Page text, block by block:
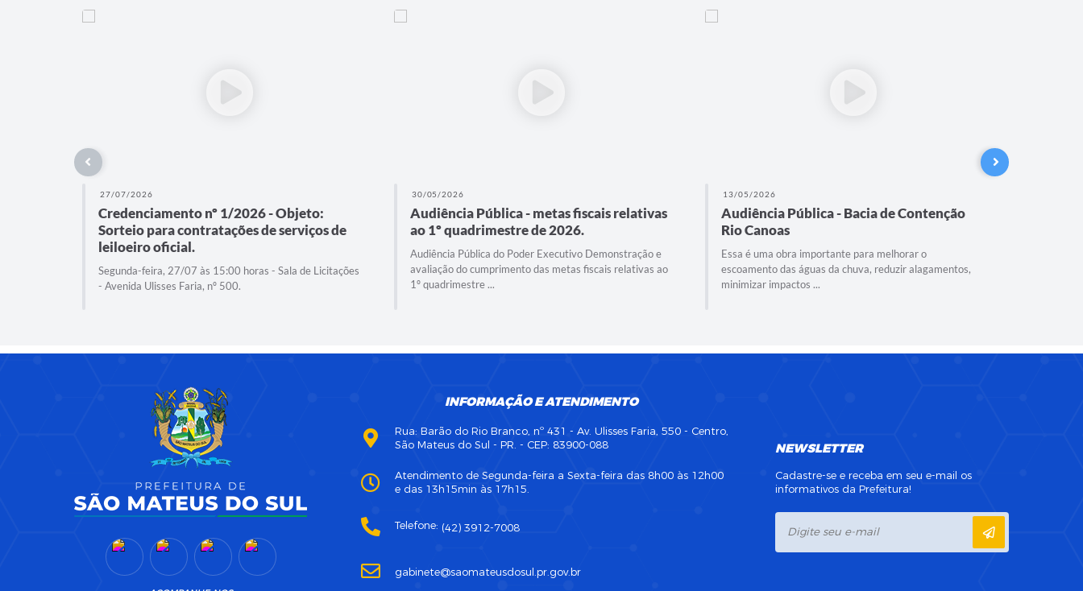
27/07/2026
Credenciamento nº 1/2026 - Objeto:
Sorteio para contratações de serviços de
leiloeiro oficial.
Segunda-feira, 27/07 às 15:00 horas - Sala de Licitações
- Avenida Ulisses Faria, nº 500.
30/05/2026
Audiência Pública - metas fiscais relativas
ao 1º quadrimestre de 2026.
Audiência Pública do Poder Executivo Demonstração e
avaliação do cumprimento das metas fiscais relativas ao
1º quadrimestre ...
13/05/2026
Audiência Pública - Bacia de Contenção
Rio Canoas
Essa é uma obra importante para melhorar o
escoamento das águas da chuva, reduzir alagamentos,
minimizar impactos ...
INFORMAÇÃO E ATENDIMENTO
Rua: Barão do Rio Branco, nº 431 - Av. Ulisses Faria, 550 - Centro,
São Mateus do Sul - PR. - CEP: 83900-088
Atendimento de Segunda-feira a Sexta-feira das 8h00 às 12h00
e das 13h15min às 17h15.
Telefone: (42) 3912-7008
gabinete@saomateusdosul.pr.gov.br
NEWSLETTER
Cadastre-se e receba em seu e-mail os
informativos da Prefeitura!